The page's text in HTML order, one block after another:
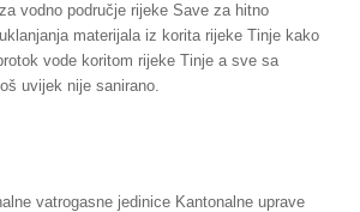
vodno područje rijeke Save za hitno
materijala iz korita rijeke Tinje kako
vode koritom rijeke Tinje a sve sa
uvijek nije sanirano.
vatrogasne jedinice Kantonalne uprave